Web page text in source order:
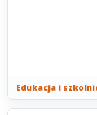
Edukacja i